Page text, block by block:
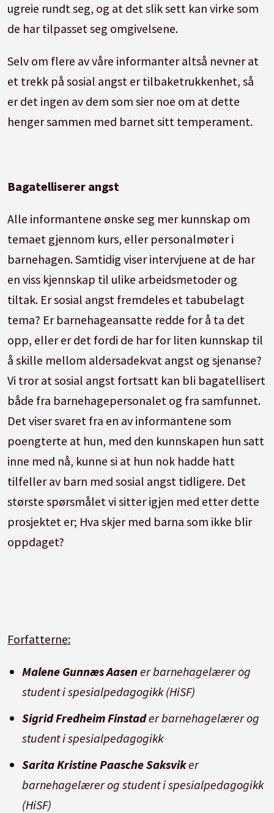
ugreie rundt seg, og at det slik sett kan virke som
de har tilpasset seg omgivelsene.
Selv om flere av våre informanter altså nevner at
et trekk på sosial angst er tilbaketrukkenhet, så
er det ingen av dem som sier noe om at dette
henger sammen med barnet sitt temperament.
Bagatelliserer angst
Alle informantene ønske seg mer kunnskap om
temaet gjennom kurs, eller personalmøter i
barnehagen. Samtidig viser intervjuene at de har
en viss kjennskap til ulike arbeidsmetoder og
tiltak. Er sosial angst fremdeles et tabubelagt
tema? Er barnehageansatte redde for å ta det
opp, eller er det fordi de har for liten kunnskap til
å skille mellom aldersadekvat angst og sjenanse?
Vi tror at sosial angst fortsatt kan bli bagatellisert
både fra barnehagepersonalet og fra samfunnet.
Det viser svaret fra en av informantene som
poengterte at hun, med den kunnskapen hun satt
inne med nå, kunne si at hun nok hadde hatt
tilfeller av barn med sosial angst tidligere. Det
største spørsmålet vi sitter igjen med etter dette
prosjektet er; Hva skjer med barna som ikke blir
oppdaget?
Forfatterne:
Malene Gunnæs Aasener barnehagelærer og
student i spesialpedagogikk (HiSF)
Sigrid Fredheim Finstader barnehagelærer og
student i spesialpedagogikk
Sarita Kristine Paasche Saksviker
barnehagelærer og student i spesialpedagogikk
(HiSF)